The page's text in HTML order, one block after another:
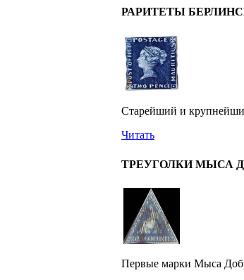
РАРИТЕТЫ
Старейший и
Читать
ТРЕУГОЛКИ МЫСА
Первые марки Мыса